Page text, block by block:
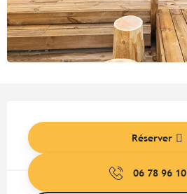
Réserver
06 78 96 10